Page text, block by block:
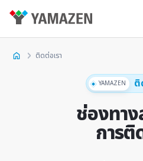
ติดต่อเรา
YAMAZEN ติ
ช่องทา
การ